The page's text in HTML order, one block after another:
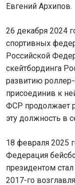
Евгений Архипов.
26 декабря 2024
спортивных
Российской
скейтбординга
развитию роллер-
присоединив к
ФСР продолжает
эту должность в
18 февраля 2025
Федерация
президентом
2017-го